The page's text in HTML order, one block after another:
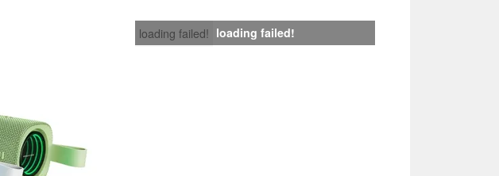
loading failed! loading failed!